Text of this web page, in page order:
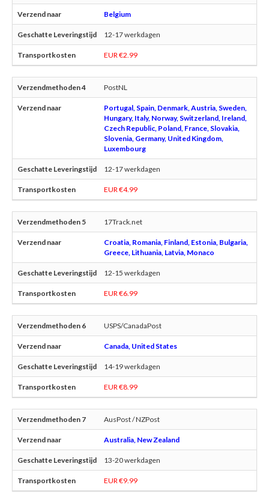
Belgium
12-17 werkdagen
EUR €2.99
PostNL
Portugal, Spain, Denmark, Austria, Sweden,
Hungary, Italy, Norway, Switzerland, Ireland,
Czech Republic, Poland, France, Slovakia,
Slovenia, Germany, United Kingdom,
Luxembourg
12-17 werkdagen
EUR €4.99
17Track.net
Croatia, Romania, Finland, Estonia, Bulgaria,
Greece, Lithuania, Latvia, Monaco
12-15 werkdagen
EUR €6.99
USPS/CanadaPost
Canada, United States
14-19 werkdagen
EUR €8.99
AusPost / NZPost
Australia, New Zealand
13-20 werkdagen
EUR €9.99